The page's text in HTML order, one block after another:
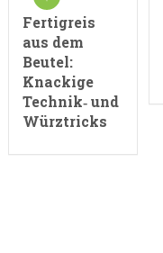
Fertigreis
aus dem
Beutel:
Knackige
Technik‑ und
Würztricks